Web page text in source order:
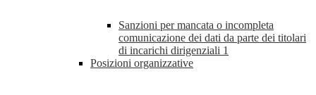
Sanzioni per mancata o incompleta
comunicazione dei dati da parte dei titolari
di incarichi dirigenziali 1
Posizioni organizzative